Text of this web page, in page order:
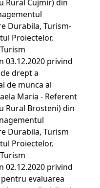
Rural Cujmir) din
Durabila, Turism-
Proiectelor,
03.12.2020 privind
drept a
de munca al
Maria - Referent
Rural Brosteni) din
Durabila, Turism
Proiectelor,
02.12.2020 privind
evaluarea